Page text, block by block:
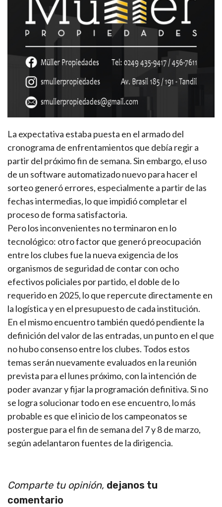
La expectativa estaba puesta en el armado del
cronograma de enfrentamientos que debía regir a
partir del próximo fin de semana. Sin embargo, el uso
de un software automatizado nuevo para hacer el
sorteo generó errores, especialmente a partir de las
fechas intermedias, lo que impidió completar el
proceso de forma satisfactoria.
Pero los inconvenientes no terminaron en lo
tecnológico: otro factor que generó preocupación
entre los clubes fue la nueva exigencia de los
organismos de seguridad de contar con ocho
efectivos policiales por partido, el doble de lo
requerido en 2025, lo que repercute directamente en
la logística y en el presupuesto de cada institución.
En el mismo encuentro también quedó pendiente la
definición del valor de las entradas, un punto en el que
no hubo consenso entre los clubes. Todos estos
temas serán nuevamente evaluados en la reunión
prevista para el lunes próximo, con la intención de
poder avanzar y fijar la programación definitiva. Si no
se logra solucionar todo en ese encuentro, lo más
probable es que el inicio de los campeonatos se
postergue para el fin de semana del 7 y 8 de marzo,
según adelantaron fuentes de la dirigencia.
Comparte tu opinión, dejanos tu
comentario